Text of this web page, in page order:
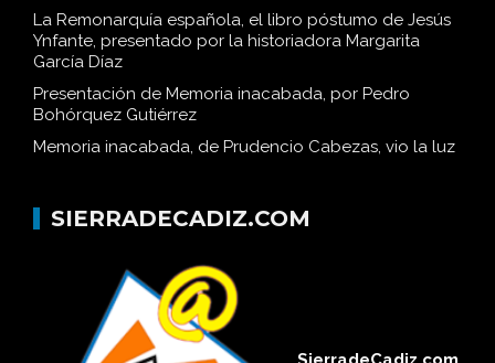
La Remonarquía española, el libro póstumo de Jesús
Ynfante, presentado por la historiadora Margarita
García Díaz
Presentación de Memoria inacabada, por Pedro
Bohórquez Gutiérrez
Memoria inacabada, de Prudencio Cabezas, vio la luz
SIERRADECADIZ.COM